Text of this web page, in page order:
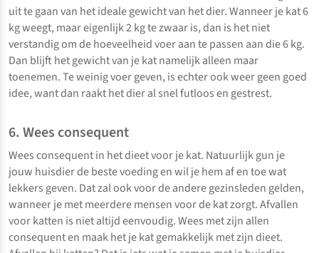
uit te gaan van het ideale gewicht van het dier. Wanneer je kat 6
kg weegt, maar eigenlijk 2 kg te zwaar is, dan is het niet
verstandig om de hoeveelheid voer aan te passen aan die 6 kg.
Dan blijft het gewicht van je kat namelijk alleen maar
toenemen. Te weinig voer geven, is echter ook weer geen goed
idee, want dan raakt het dier al snel futloos en gestrest.
6. Wees consequent
Wees consequent in het dieet voor je kat. Natuurlijk gun je
jouw huisdier de beste voeding en wil je hem af en toe wat
lekkers geven. Dat zal ook voor de andere gezinsleden gelden,
wanneer je met meerdere mensen voor de kat zorgt. Afvallen
voor katten is niet altijd eenvoudig. Wees met zijn allen
consequent en maak het je kat gemakkelijk met zijn dieet.